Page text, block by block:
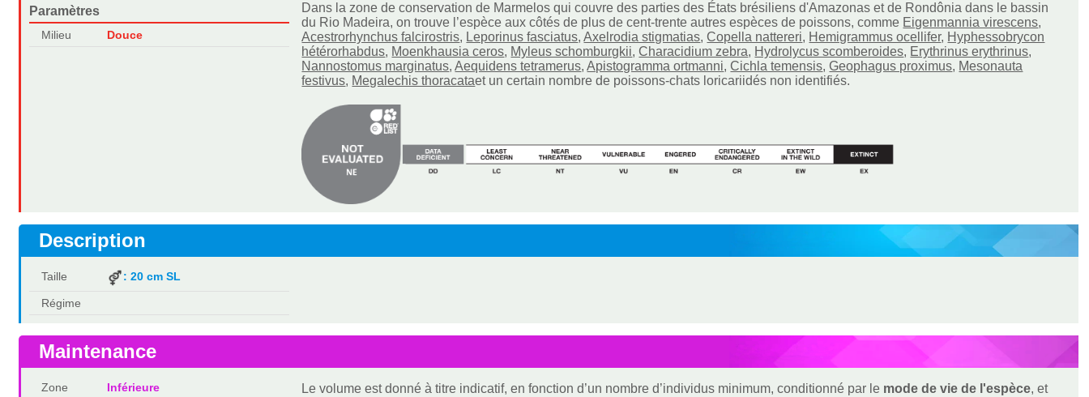
Paramètres
Milieu Douce
Dans la zone de conservation de Marmelos qui couvre des parties des États brésiliens d'Amazonas et de Rondônia dans le bassin
du Rio Madeira, on trouve l’espèce aux côtés de plus de cent-trente autres espèces de poissons, comme Eigenmannia virescens,
Acestrorhynchus falcirostris, Leporinus fasciatus,Axelrodia stigmatias, Copella nattereri, Hemigrammus ocellifer, Hyphessobrycon
hétérorhabdus, Moenkhausia ceros, Myleus schomburgkii, Characidium zebra, Hydrolycus scomberoides, Erythrinus erythrinus,
Nannostomus marginatus,Aequidens tetramerus,Apistogramma ortmanni, Cichla temensis, Geophagus proximus, Mesonauta
festivus, Megalechis thoracataet un certain nombre de poissons-chats loricariidés non identifiés.
Description
Taille : 20 cm SL
Régime
Maintenance
Zone Inférieure Le volume est donné à titre indicatif, en fonction d’un nombre d’individus minimum, conditionné par le mode de vie de l'espèce, et